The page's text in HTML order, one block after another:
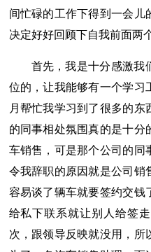
间忙碌的工作下得到一会儿
决定好好回顾下自我前面两
首先，我是十分感激我
位的，让我能够有一个学习
月帮忙我学习到了很多的东
的同事相处氛围真的是十分
车销售，可是那个公司的同
令我辞职的原因就是公司销
容易谈了辆车就要签约交钱
给私下联系就让别人给签
次，跟领导反映就没用，所